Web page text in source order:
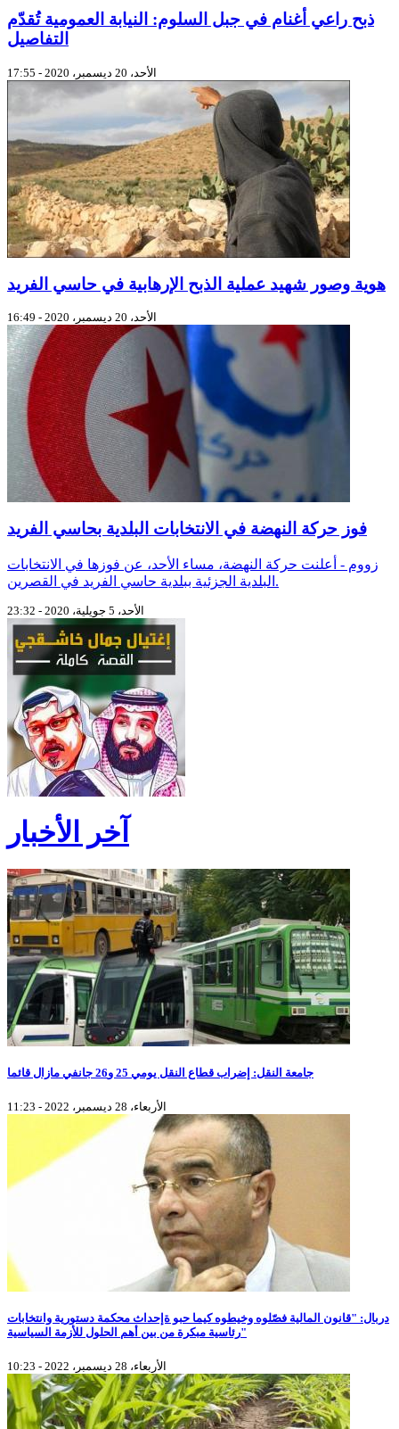
ذبح راعي أغنام في جبل السلوم: النيابة العمومية تُقدّم
التفاصيل
الأحد، 20 ديسمبر، 2020 - 17:55
هوية وصور شهيد عملية الذبح الإرهابية في حاسي الفريد
الأحد، 20 ديسمبر، 2020 - 16:49
فوز حركة النهضة في الانتخابات البلدية بحاسي الفريد
زووم - أعلنت حركة النهضة، مساء الأحد، عن فوزها في الانتخابات
البلدية الجزئية ببلدية حاسي الفريد في القصرين.
الأحد، 5 جويلية، 2020 - 23:32
آخر الأخبار
جامعة النقل: إضراب قطاع النقل يومي 25 و26 جانفي مازال قائما
الأربعاء، 28 ديسمبر، 2022 - 11:23
دربال: "قانون المالية فصّلوه وخيطوه كيما حبو ةإحداث محكمة دستورية وانتخابات
رئاسية مبكرة من بين أهم الحلول للأزمة السياسية"
الأربعاء، 28 ديسمبر، 2022 - 10:23